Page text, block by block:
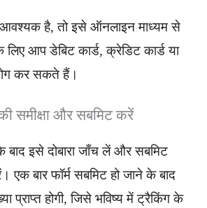
है, तो इसे ऑनलाइन माध्यम से
आप डेबिट कार्ड, क्रेडिट कार्ड या
कर सकते हैं।
समीक्षा और सबमिट करें
इसे दोबारा जाँच लें और सबमिट
एक बार फॉर्म सबमिट हो जाने के बाद
होगी, जिसे भविष्य में ट्रैकिंग के